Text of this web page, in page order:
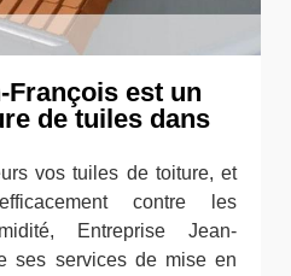
François est un
de tuiles dans
vos tuiles de toiture, et
contre les
Entreprise Jean-
ses services de mise en